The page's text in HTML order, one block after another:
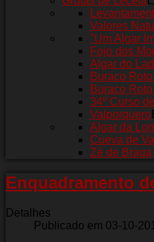
Valores
"Um Algar
Fojo dos
Algar do
Buraco
Buraco
34º Curso
Valporquero
Algar da
Cueva de
Zé de Braga
Enquadramento
Detalhes
Publicado em 03-10-